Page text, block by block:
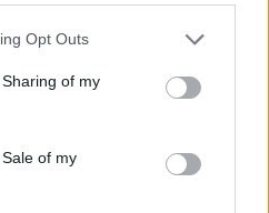
app uses one or more Google
behaviour. You may click to
and its third-party tags to
purposes in below Google
Opt Outs
of my
of my
áll Louis Tomlinson,
Directionből lehet
jövőre nem szerepelhet
éves Niall Horan, igen. Ő
így talán lehet sejteni,
ejtünk, de egyelőre nem